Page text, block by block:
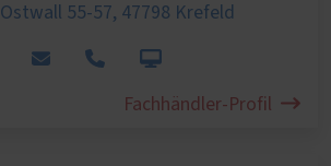
Ostwall 55-57, 47798 Krefeld
Fachhändler-Profil